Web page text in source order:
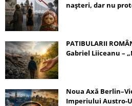
nașteri, dar nu
PATIBULARII
Gabriel Liiceanu –
Noua Axă
Imperiului Austro-